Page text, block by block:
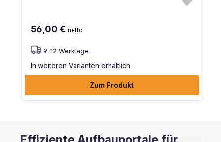
56,00 € netto
9-12 Werktage
In weiteren Varianten erhältlich
Zum Produkt